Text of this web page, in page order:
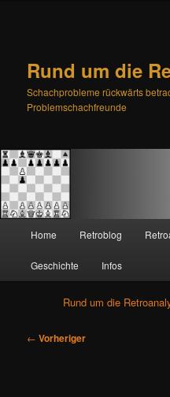
Rund um die
Schachprobleme rückwärts
Problemschachfreunde
Zum
primären
Inhalt
springen
Zum
sekundären
Inhalt
springen
Home Retroblog
Geschichte Infos
Rund um die
B← Vorheriger